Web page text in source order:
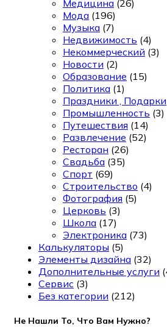
Медицина (26)
Мода (196)
Музыка (7)
Недвижимость (4)
Некоммерческий (3)
Новости (2)
Образование (15)
Политика (1)
Праздники , Подарки
Промышленность (3)
Путешествия (14)
Развлечение (52)
Ресторан (26)
Свадьба (35)
Спорт (69)
Строительство (4)
Фотография (5)
Церковь (3)
Школа (17)
Электроника (73)
Калькуляторы (5)
Элементы дизайна (32)
Дополнительные услуги
Сервис (3)
Без категории (212)
Не Нашли То, Что Вам Нужно?